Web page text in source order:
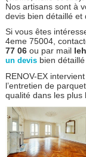
Nos artisans sont à
devis bien détaillé et
Si vous êtes
4eme 75004,
77 06 ou par mail
un devis bien
RENOV-EX
l’entretien de
qualité dans les plus